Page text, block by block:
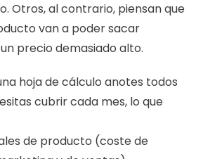
Otros, al contrario, piensan que
van a poder sacar
precio demasiado alto.
hoja de cálculo anotes todos
cubrir cada mes, lo que
de producto (coste de